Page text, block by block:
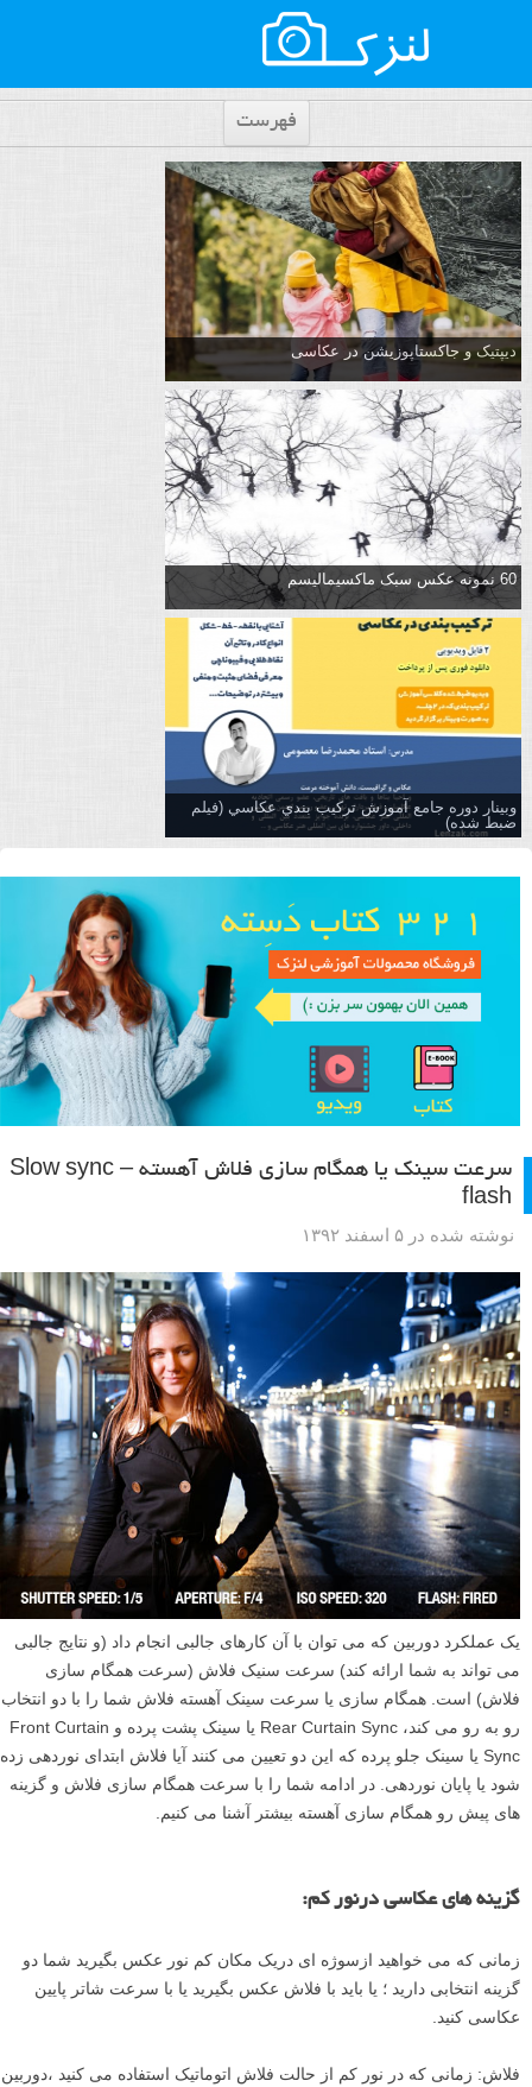
فهرست
دیپتیک و جاکستا‌پوزیشن در عکاسی
60 نمونه عکس سبک ماکسیمالیسم
وبینار دوره جامع آموزش تركيب بندي عكاسي (فیلم
ضبط شده)
سرعت سینک یا همگام سازی فلاش آهسته – Slow sync
flash
نوشته شده در ۵ اسفند ۱۳۹۲
یک عملکرد دوربین که می توان با آن کارهای جالبی انجام داد (و نتایج جالبی
می تواند به شما ارائه کند) سرعت سنیک فلاش (سرعت همگام سازی
فلاش) است. همگام سازی یا سرعت سینک آهسته فلاش شما را با دو انتخاب
رو به رو می کند، Rear Curtain Sync یا سینک پشت پرده و Front Curtain
Sync یا سینک جلو پرده که این دو تعیین می کنند آیا فلاش ابتدای نوردهی زده
شود یا پایان نوردهی. در ادامه شما را با سرعت همگام سازی فلاش و گزینه
های پیش رو همگام سازی آهسته بیشتر آشنا می کنیم.
گزینه های عکاسی درنور کم:
زمانی که می خواهید ازسوژه ای دریک مکان کم نور عکس بگیرید شما دو
گزینه انتخابی دارید ؛ یا باید با فلاش عکس بگیرید یا با سرعت شاتر پایین
عکاسی کنید.
فلاش: زمانی که در نور کم از حالت فلاش اتوماتیک استفاده می کنید ،دوربین